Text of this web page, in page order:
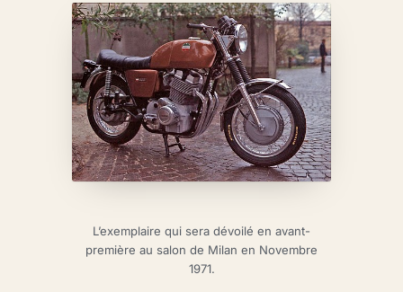
L’exemplaire qui sera dévoilé en avant-
première au salon de Milan en Novembre
1971.